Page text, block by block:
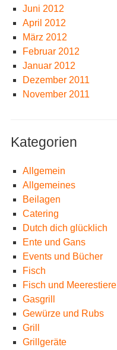
Juni 2012
April 2012
März 2012
Februar 2012
Januar 2012
Dezember 2011
November 2011
Kategorien
Allgemein
Allgemeines
Beilagen
Catering
Dutch dich glücklich
Ente und Gans
Events und Bücher
Fisch
Fisch und Meerestiere
Gasgrill
Gewürze und Rubs
Grill
Grillgeräte